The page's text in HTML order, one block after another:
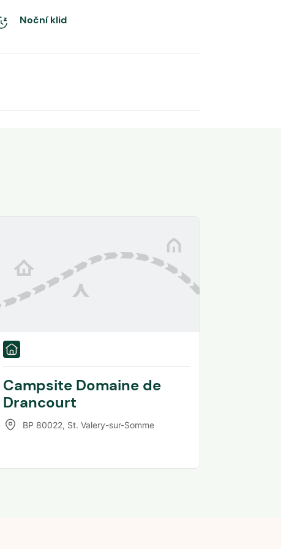
Noční klid
Campsite Domaine de
Drancourt
BP 80022, St. Valery-sur-Somme